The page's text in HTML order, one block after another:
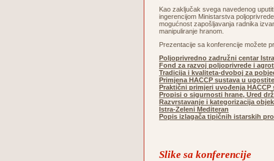
Kao zaključak svega navedenog
ingerencijom Ministarstva
mogućnost zapošljavanja radnika
manipuliranje hranom.
Prezentacije sa konferencije možete
Poljoprivredno zadružni centar Istra
Fond za razvoj poljoprivrede i
Tradicija i kvaliteta-dvoboj za
Primjena HACCP sustava u
Praktični primjeri uvođenja
Propisi o sigurnosti hrane, Ured
Razvrstavanje i kategorizacija
Istra-Zeleni Mediteran
Popis izlagača tipičnih istarskih
Slike sa konferencije